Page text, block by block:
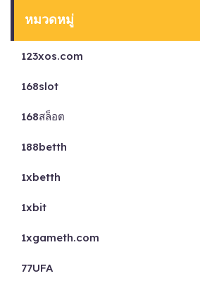
หมวดหมู่
123xos.com
168slot
168สล็อต
188betth
1xbetth
1xbit
1xgameth.com
77UFA